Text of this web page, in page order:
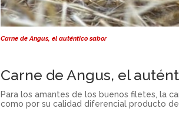
Carne de Angus, el auténtico sabor
Carne de Angus, el
Para los amantes de los buenos filetes, la
como por su calidad diferencial producto